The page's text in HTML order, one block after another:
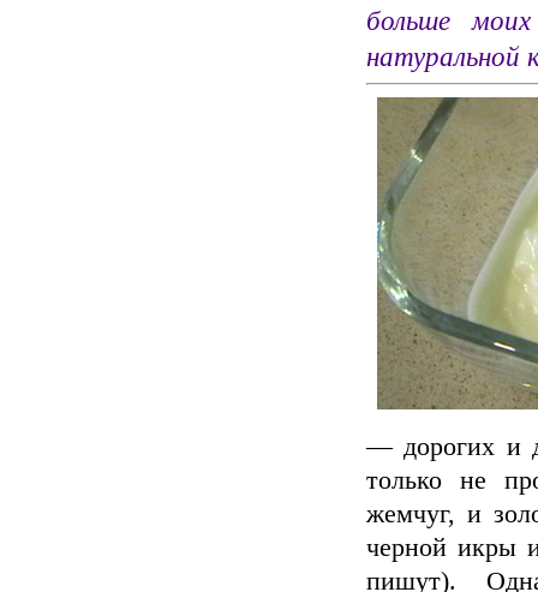
больше
натуральной
— дорогих и
только не
жемчуг, и
черной икры
пишут).